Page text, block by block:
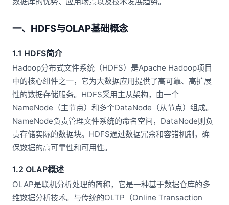
一、HDFS与OLAP基础概念
1.1 HDFS简介
Hadoop分布式文件系统（HDFS）是Apache Hadoop项目
中的核心组件之一，它为大数据应用提供了高可靠、高扩展
性的数据存储服务。HDFS采用主从架构，由一个
NameNode（主节点）和多个DataNode（从节点）组成。
NameNode负责管理文件系统的命名空间，DataNode则负
责存储实际的数据块。HDFS通过数据冗余和容错机制，确
保数据的高可靠性和可用性。
1.2 OLAP概述
OLAP是联机分析处理的简称，它是一种基于数据仓库的多
维数据分析技术。与传统的OLTP（Online Transaction